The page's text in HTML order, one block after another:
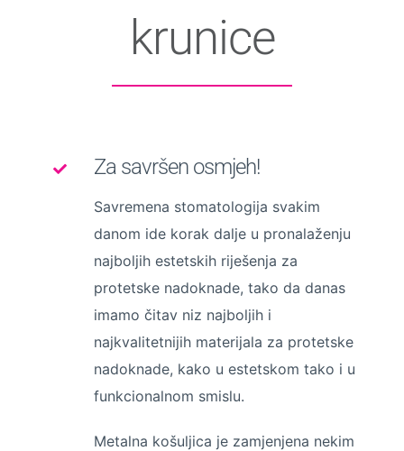
krunice
Za savršen osmjeh!
Savremena stomatologija svakim
danom ide korak dalje u pronalaženju
najboljih estetskih riješenja za
protetske nadoknade, tako da danas
imamo čitav niz najboljih i
najkvalitetnijih materijala za protetske
nadoknade, kako u estetskom tako i u
funkcionalnom smislu.
Metalna košuljica je zamjenjena nekim